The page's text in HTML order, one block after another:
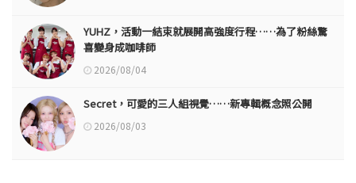
YUHZ，活動一結束就展開高強度行程……為了粉絲驚
喜變身成咖啡師
2026/08/04
Secret，可愛的三人組視覺……新專輯概念照公開
2026/08/03